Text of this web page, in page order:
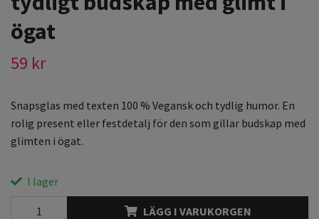
ögat
59 kr
Snapsglas med texten 100 % Vegansk och tydlig humor. En
rolig present eller festdetalj för den som gillar budskap med
glimten i ögat.
I lager
LÄGG I VARUKORGEN